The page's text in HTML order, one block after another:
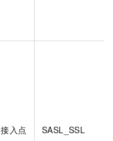
接入点 SASL_SSL